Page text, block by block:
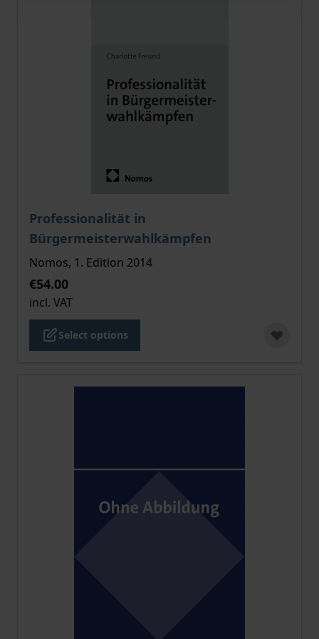
Professionalität in
Bürgermeisterwahlkämpfen
The price depends on the options chosen on the
Nomos, 1. Edition 2014
€54.00
incl. VAT
Select options